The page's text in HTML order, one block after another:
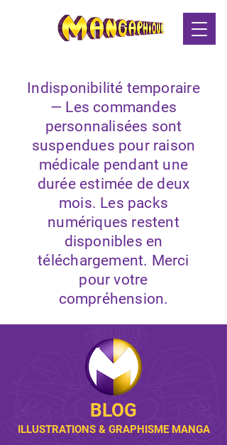
Indisponibilité temporaire
— Les commandes
personnalisées sont
suspendues pour raison
médicale pendant une
durée estimée de deux
mois. Les packs
numériques restent
disponibles en
téléchargement. Merci
pour votre
compréhension.
BLOG
ILLUSTRATIONS & GRAPHISME MANGA